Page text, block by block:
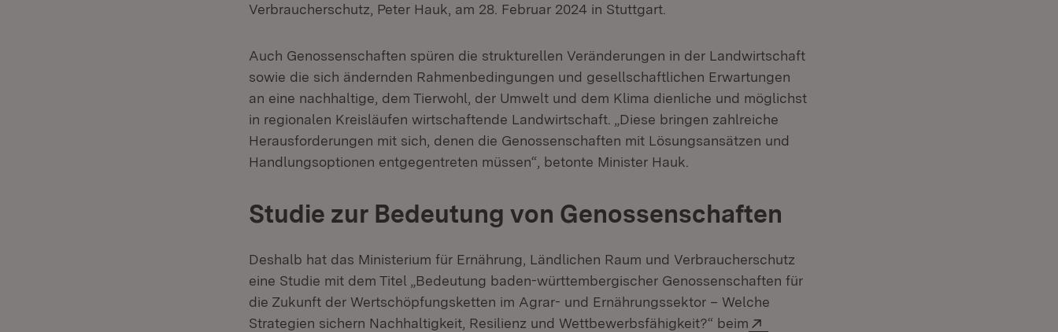
Verbraucherschutz, Peter Hauk, am 28. Februar 2024 in Stuttgart.
Auch Genossenschaften spüren die strukturellen Veränderungen in der Landwirtschaft
sowie die sich ändernden Rahmenbedingungen und gesellschaftlichen Erwartungen
an eine nachhaltige, dem Tierwohl, der Umwelt und dem Klima dienliche und möglichst
in regionalen Kreisläufen wirtschaftende Landwirtschaft. „Diese bringen zahlreiche
Herausforderungen mit sich, denen die Genossenschaften mit Lösungsansätzen und
Handlungsoptionen entgegentreten müssen“, betonte Minister Hauk.
Studie zur Bedeutung von Genossenschaften
Deshalb hat das Ministerium für Ernährung, Ländlichen Raum und Verbraucherschutz
eine Studie mit dem Titel „Bedeutung baden-württembergischer Genossenschaften für
die Zukunft der Wertschöpfungsketten im Agrar- und Ernährungssektor – Welche
Strategien sichern Nachhaltigkeit, Resilienz und Wettbewerbsfähigkeit?“ beim